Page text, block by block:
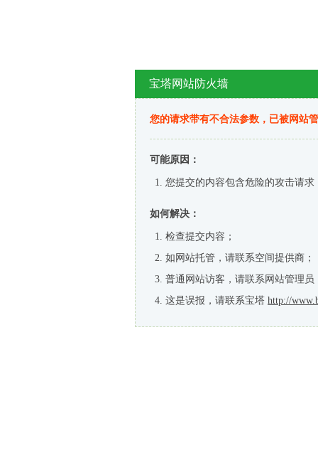
宝塔网站防火墙
您的请求带有不合法参数，已被网站
可能原因：
您提交的内容包含危险的攻击请求
如何解决：
检查提交内容；
如网站托管，请联系空间提供商；
普通网站访客，请联系网站管理员
这是误报，请联系宝塔 http://